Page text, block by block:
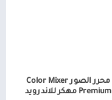
محرر الصور Color Mixer
Premium مهكر للاندرويد